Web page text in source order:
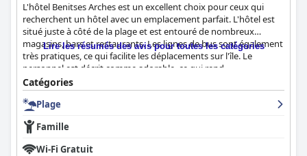
L'hôtel Benitses Arches est un excellent choix pour ceux qui
recherchent un hôtel avec un emplacement parfait. L'hôtel est
situé juste à côté de la plage et est entouré de nombreux
magasins, bars et restaurants. Les lignes de bus sont également
très pratiques, ce qui facilite les déplacements sur l'île. Le
personnel est décrit comme adorable, ce qui rend
l'emplacement encore meilleur. L'hôtel est idéal pour les familles
avec de jeunes enfants et se trouve dans un excellent endroit
calme avec divers endroits pour la soirée et des plages
cristallines juste devant l'établissement. L'hôtel dispose de
chambres spacieuses et propres avec salle de bains privative et
lits confortables, avec des balcons offrant une vue imprenable
Lire les résumés des avis pour toutes les catégories
Catégories
Plage
Famille
Wi-Fi Gratuit